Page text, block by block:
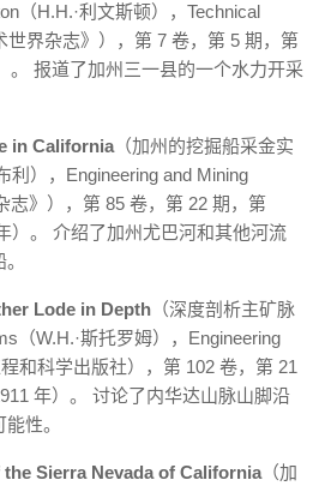
（H.H.·利文斯顿），Technical
世界杂志》），第 7 卷，第 5 期，第
。 报道了加州三一县的一个水力开采
in California （加州的挖掘船采金实
利），Engineering and Mining
志》），第 85 卷，第 22 期，第
）。 介绍了加州尤巴河和其他河流
Lode in Depth （深度剖析主矿脉
（W.H.·斯托罗姆），Engineering
和科学出版社），第 102 卷，第 21
年）。 讨论了内华达山脉山脚沿
性。
Sierra Nevada of California （加